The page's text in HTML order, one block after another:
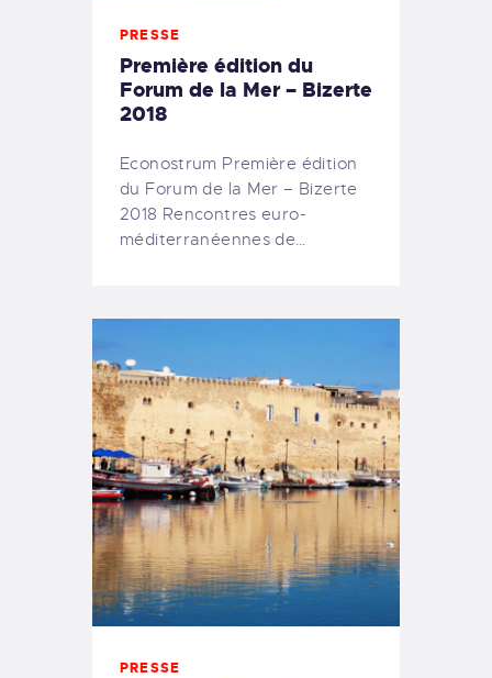
PRESSE
Première édition du
Forum de la Mer – Bizerte
2018
Econostrum Première édition
du Forum de la Mer – Bizerte
2018 Rencontres euro-
méditerranéennes de…
PRESSE